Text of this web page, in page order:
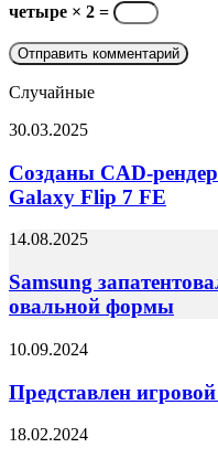
четыре × 2 =
Случайные
Созданы
рендеры
смартфона
Samsung
Flip
FE
30.03.2025
Созданы CAD-
Galaxy Flip 7 FE
Samsung
смартфон-
раскладушку
овальной
14.08.2025
Samsung
овальной формы
Представлен
монитор
AOC
U32G4ZMN
10.09.2024
Представлен
Samsung
18.02.2024